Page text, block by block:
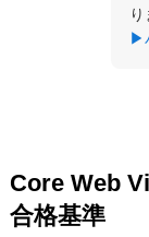
り
▶
Core Web
合格基準